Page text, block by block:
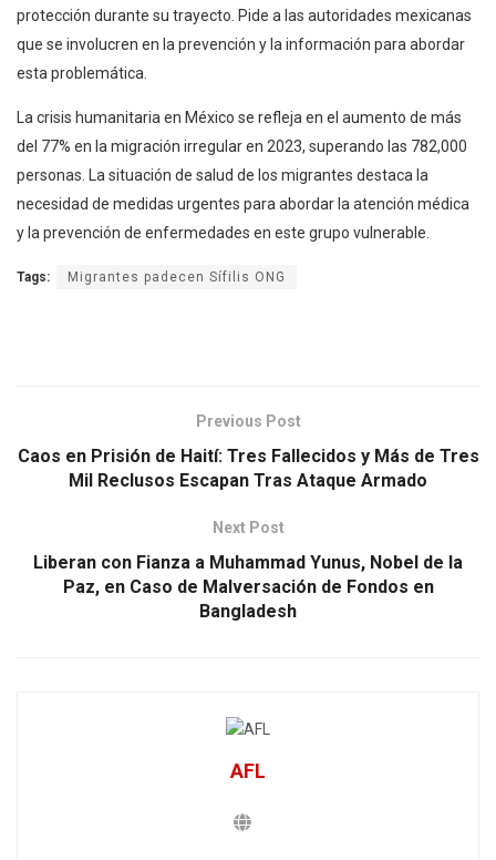
protección durante su trayecto. Pide a las autoridades mexicanas
que se involucren en la prevención y la información para abordar
esta problemática.
La crisis humanitaria en México se refleja en el aumento de más
del 77% en la migración irregular en 2023, superando las 782,000
personas. La situación de salud de los migrantes destaca la
necesidad de medidas urgentes para abordar la atención médica
y la prevención de enfermedades en este grupo vulnerable.
Tags: Migrantes padecen Sífilis ONG
Previous Post
Caos en Prisión de Haití: Tres Fallecidos y Más de Tres
Mil Reclusos Escapan Tras Ataque Armado
Next Post
Liberan con Fianza a Muhammad Yunus, Nobel de la
Paz, en Caso de Malversación de Fondos en
Bangladesh
AFL